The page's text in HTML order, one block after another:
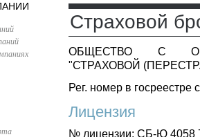
Страховой
ОБЩЕСТВО С
"СТРАХОВОЙ
Рег. номер в госреестре
Лицензия
№ лицензии: СБ-Ю 4058